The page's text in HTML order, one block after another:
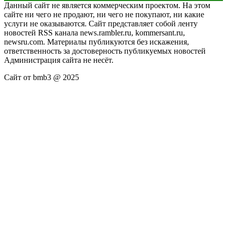
Данный сайт не является коммерческим проектом. На этом
сайте ни чего не продают, ни чего не покупают, ни какие
услуги не оказываются. Сайт представляет собой ленту
новостей RSS канала news.rambler.ru, kommersant.ru,
newsru.com. Материалы публикуются без искажения,
ответственность за достоверность публикуемых новостей
Администрация сайта не несёт.
Сайт от bmb3 @ 2025